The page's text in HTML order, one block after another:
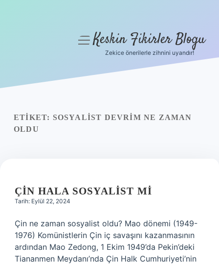
Yasal Uyarı
menüyüKeskin Fikirler Blogu
Zekice önerilerle zihnini uyandır!
ETIKET: SOSYALIST DEVRIM NE ZAMAN
OLDU
ÇIN HALA SOSYALIST MI
Tarih: Eylül 22, 2024
Çin ne zaman sosyalist oldu? Mao dönemi (1949-
1976) Komünistlerin Çin iç savaşını kazanmasının
ardından Mao Zedong, 1 Ekim 1949’da Pekin’deki
Tiananmen Meydanı’nda Çin Halk Cumhuriyeti’nin